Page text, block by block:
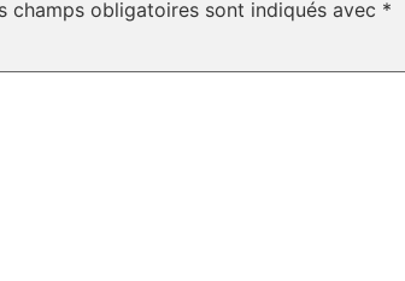
champs obligatoires sont indiqués avec *